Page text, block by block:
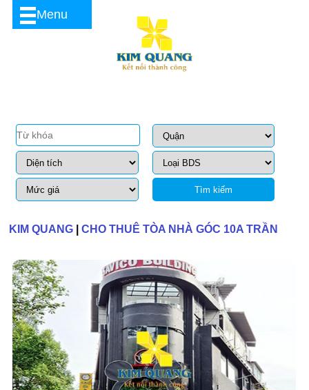
Tìm kiếm
KIM QUANG |CHO THUÊ TÒA NHÀ GÓC 10A TRẦN
HƯNG ĐẠO QUẬN 1
Menu